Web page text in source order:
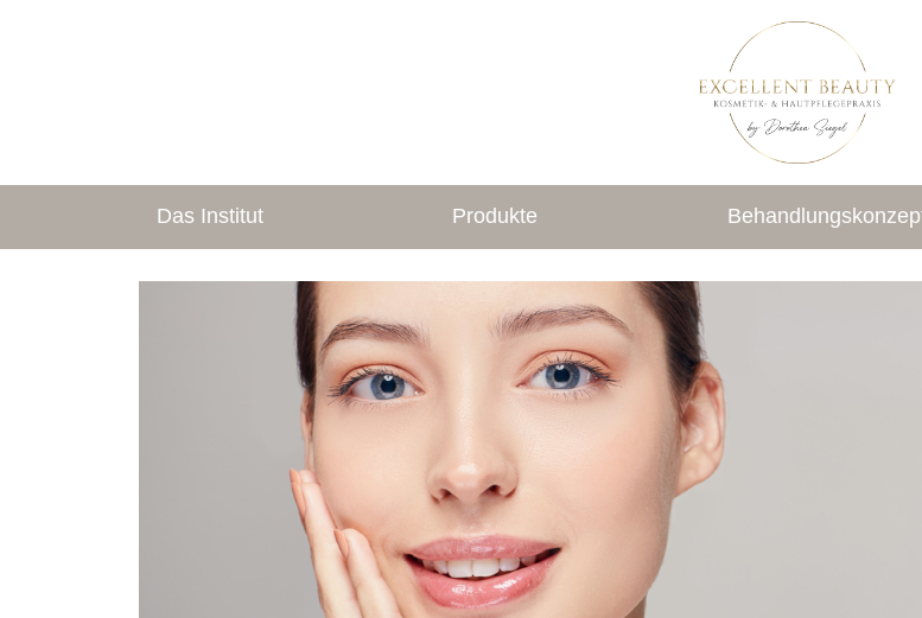
Das Institut Produkte